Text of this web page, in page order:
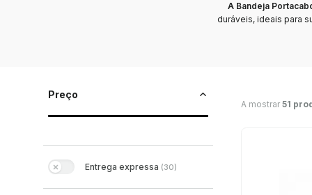
A Bandeja
duráveis, ideais para
Preço
Entrega expressa (30)
A mostrar 51